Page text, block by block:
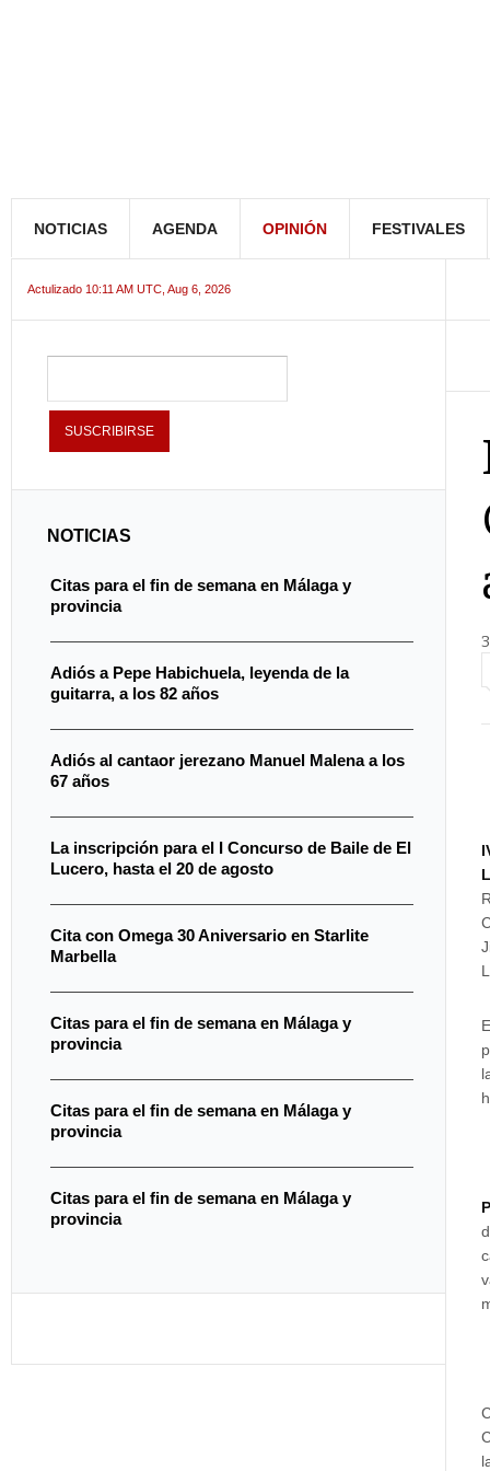
NOTICIAS AGENDA OPINIÓN FESTIVALES
Actulizado 10:11 AM UTC, Aug 6, 2026
NOTICIAS
Citas para el fin de semana en Málaga y
provincia
Adiós a Pepe Habichuela, leyenda de la
guitarra, a los 82 años
Adiós al cantaor jerezano Manuel Malena a los
67 años
La inscripción para el I Concurso de Baile de El
Lucero, hasta el 20 de agosto
Cita con Omega 30 Aniversario en Starlite
Marbella
Citas para el fin de semana en Málaga y
provincia
Citas para el fin de semana en Málaga y
provincia
Citas para el fin de semana en Málaga y
provincia